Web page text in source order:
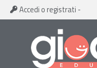
Accedi o registrati -